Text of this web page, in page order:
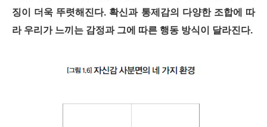
징이 더욱 뚜렷해진다. 확신과 통제감의 다양한 조합에 따
라 우리가 느끼는 감정과 그에 따른 행동 방식이 달라진다.